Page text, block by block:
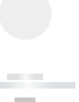
------------
----------- ----------